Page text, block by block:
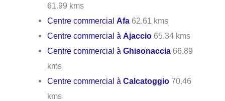
61.99 kms
Centre commercialAfa 62.61 kms
Centre commercial àAjaccio 65.34 kms
Centre commercial àGhisonaccia 66.89
kms
Centre commercial àCalcatoggio 70.46
kms